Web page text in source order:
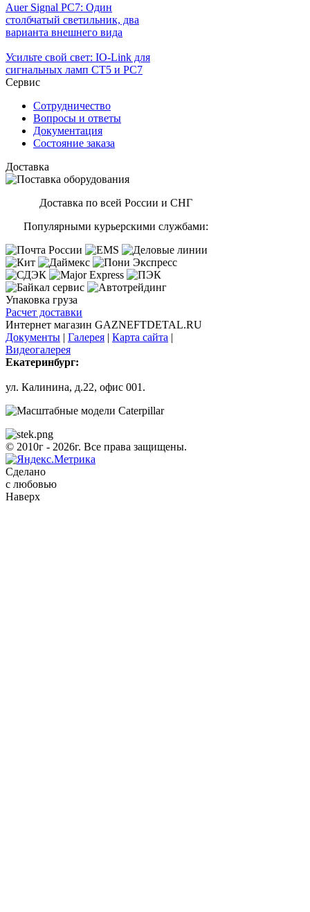
Auer Signal PC7: Один
столбчатый светильник, два
варианта внешнего вида
Усильте свой свет: IO-Link для
сигнальных ламп CT5 и PC7
Сервис
Сотрудничество
Вопросы и ответы
Документация
Состояние заказа
Доставка
Доставка по всей России и СНГ
Популярными курьерскими службами:
Упаковка груза
Расчет доставки
Интернет магазин GAZNEFTDETAL.RU
Документы | Галерея | Карта сайта |
Видеогалерея
Екатеринбург:
ул. Калинина, д.22, офис 001.
© 2010г - 2026г. Все права защищены.
Сделано
с любовью
Наверх